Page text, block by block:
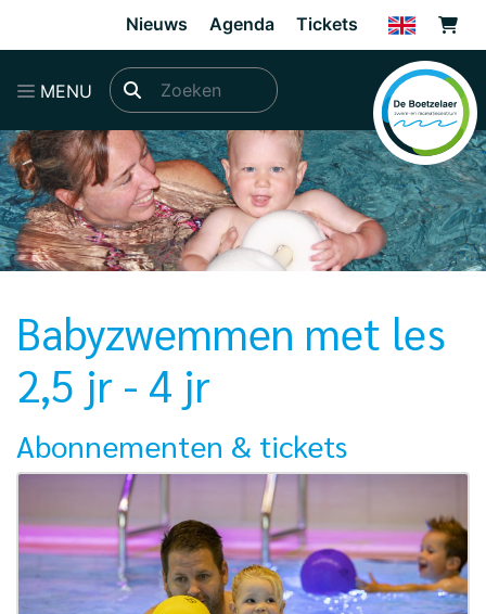
Direct naar de inhoud van de pagina
Nieuws Agenda Tickets
MENU
Babyzwemmen met les
2,5 jr - 4 jr
Abonnementen & tickets